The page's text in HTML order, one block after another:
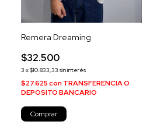
Remera Dreaming
$32.500
3 x$10.833,33 sin interés
$27.625conTRANSFERENCIA O
DEPOSITO BANCARIO
Comprar